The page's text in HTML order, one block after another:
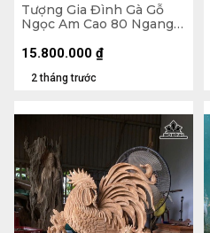
Tượng Gia Đình Gà Gỗ
Ngọc Am Cao 80 Ngang
2 tháng trước
15.800.000 ₫